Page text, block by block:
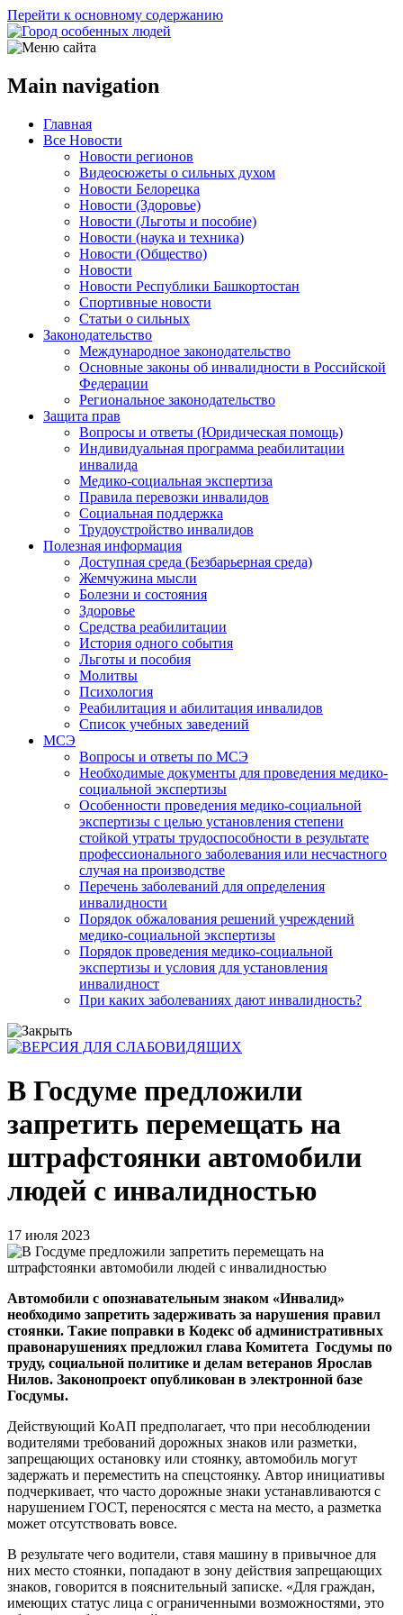
Перейти к основному содержанию
Main navigation
Главная
Все Новости
Новости регионов
Видеосюжеты о сильных духом
Новости Белорецка
Новости (Здоровье)
Новости (Льготы и пособие)
Новости (наука и техника)
Новости (Общество)
Новости
Новости Республики Башкортостан
Спортивные новости
Статьи о сильных
Законодательство
Международное законодательство
Основные законы об инвалидности в Российской
Федерации
Региональное законодательство
Защита прав
Вопросы и ответы (Юридическая помощь)
Индивидуальная программа реабилитации
инвалида
Медико-социальная экспертиза
Правила перевозки инвалидов
Социальная поддержка
Трудоустройство инвалидов
Полезная информация
Доступная среда (Безбарьерная среда)
Жемчужина мысли
Болезни и состояния
Здоровье
Средства реабилитации
История одного события
Льготы и пособия
Молитвы
Психология
Реабилитация и абилитация инвалидов
Список учебных заведений
МСЭ
Вопросы и ответы по МСЭ
Необходимые документы для проведения медико-
социальной экспертизы
Особенности проведения медико-социальной
экспертизы с целью установления степени
стойкой утраты трудоспособности в результате
профессионального заболевания или несчастного
случая на производстве
Перечень заболеваний для определения
инвалидности
Порядок обжалования решений учреждений
медико-социальной экспертизы
Порядок проведения медико-социальной
экспертизы и условия для установления
инвалидност
При каких заболеваниях дают инвалидность?
В Госдуме предложили
запретить перемещать на
штрафстоянки автомобили
людей с инвалидностью
17 июля 2023
Автомобили с опознавательным знаком «Инвалид»
необходимо запретить задерживать за нарушения правил
стоянки. Такие поправки в Кодекс об административных
правонарушениях предложил глава Комитета Госдумы по
труду, социальной политике и делам ветеранов Ярослав
Нилов. Законопроект опубликован в электронной базе
Госдумы.
Действующий КоАП предполагает, что при несоблюдении
водителями требований дорожных знаков или разметки,
запрещающих остановку или стоянку, автомобиль могут
задержать и переместить на спецстоянку. Автор инициативы
подчеркивает, что часто дорожные знаки устанавливаются с
нарушением ГОСТ, переносятся с места на место, а разметка
может отсутствовать вовсе.
В результате чего водители, ставя машину в привычное для
них место стоянки, попадают в зону действия запрещающих
знаков, говорится в пояснительный записке. «Для граждан,
имеющих статус лица с ограниченными возможностями, это